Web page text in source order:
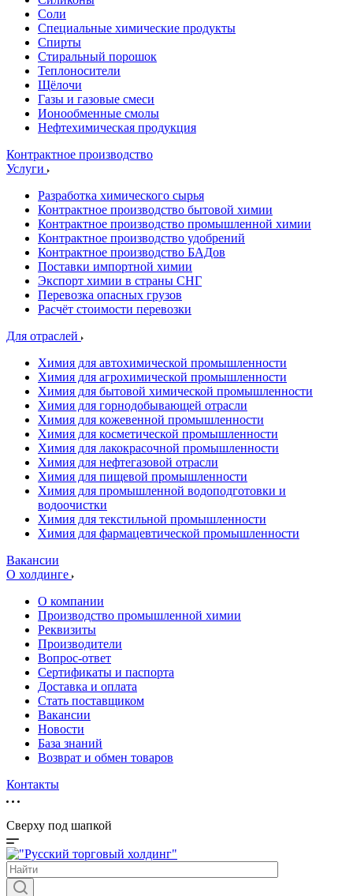
Соли
Специальные химические продукты
Спирты
Стиральный порошок
Теплоносители
Щёлочи
Газы и газовые смеси
Ионообменные смолы
Нефтехимическая продукция
Контрактное производство
Услуги
Разработка химического сырья
Контрактное производство бытовой химии
Контрактное производство промышленной химии
Контрактное производство удобрений
Контрактное производство БАДов
Поставки импортной химии
Экспорт химии в страны СНГ
Перевозка опасных грузов
Расчёт стоимости перевозки
Для отраслей
Химия для автохимической промышленности
Химия для агрохимической промышленности
Химия для бытовой химической промышленности
Химия для горнодобывающей отрасли
Химия для кожевенной промышленности
Химия для косметической промышленности
Химия для лакокрасочной промышленности
Химия для нефтегазовой отрасли
Химия для пищевой промышленности
Химия для промышленной водоподготовки и
водоочистки
Химия для текстильной промышленности
Химия для фармацевтической промышленности
Вакансии
О холдинге
О компании
Производство промышленной химии
Реквизиты
Производители
Вопрос-ответ
Сертификаты и паспорта
Доставка и оплата
Стать поставщиком
Вакансии
Новости
База знаний
Возврат и обмен товаров
Контакты
Сверху под шапкой